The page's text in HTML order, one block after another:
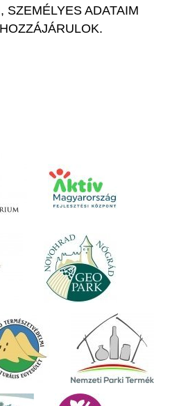
SZEMÉLYES ADATAIM